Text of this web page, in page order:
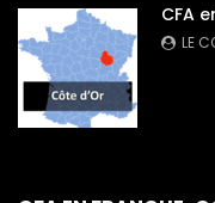
CFA
LE